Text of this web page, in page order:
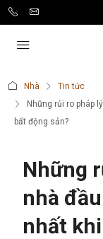
Nhà
Tin tức
Những rủi ro pháp
bất động sản?
Những
nhà
nhất